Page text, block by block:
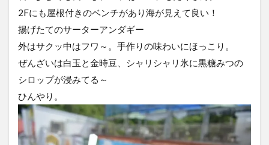
2Fにも屋根付きのベンチがあり海が見えて良い！
揚げたてのサーターアンダギー
外はサクッ中はフワ～。手作りの味わいにほっこり。
ぜんざいは白玉と金時豆、シャリシャリ氷に黒糖みつの
シロップが浸みてる～
ひんやり。